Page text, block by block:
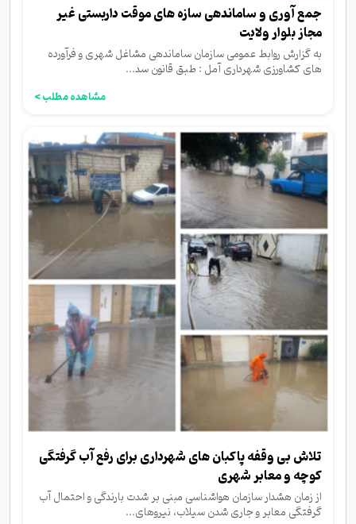
جمع آوری و ساماندهی سازه های موقت داربستی غیر
مجاز بلوار ولایت
به گزارش روابط عمومی سازمان ساماندهی مشاغل شهری و فرآورده
های کشاورزی شهرداری آمل : طبق قانون سد...
مشاهده مطلب >
تلاش بی وقفه پاکبان های شهرداری برای رفع آب گرفتگی
کوچه و معابر شهری
از زمان هشدار سازمان هواشناسی مبنی بر شدت بارندگی و احتمال آب
گرفتگی معابر و جاری شدن سیلاب، نیروهای...